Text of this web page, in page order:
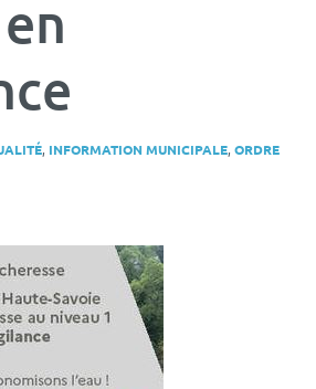
, INFORMATION MUNICIPALE, ORDRE